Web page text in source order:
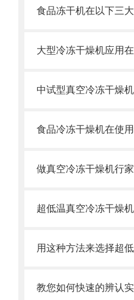
做真空冷冻干燥机行家